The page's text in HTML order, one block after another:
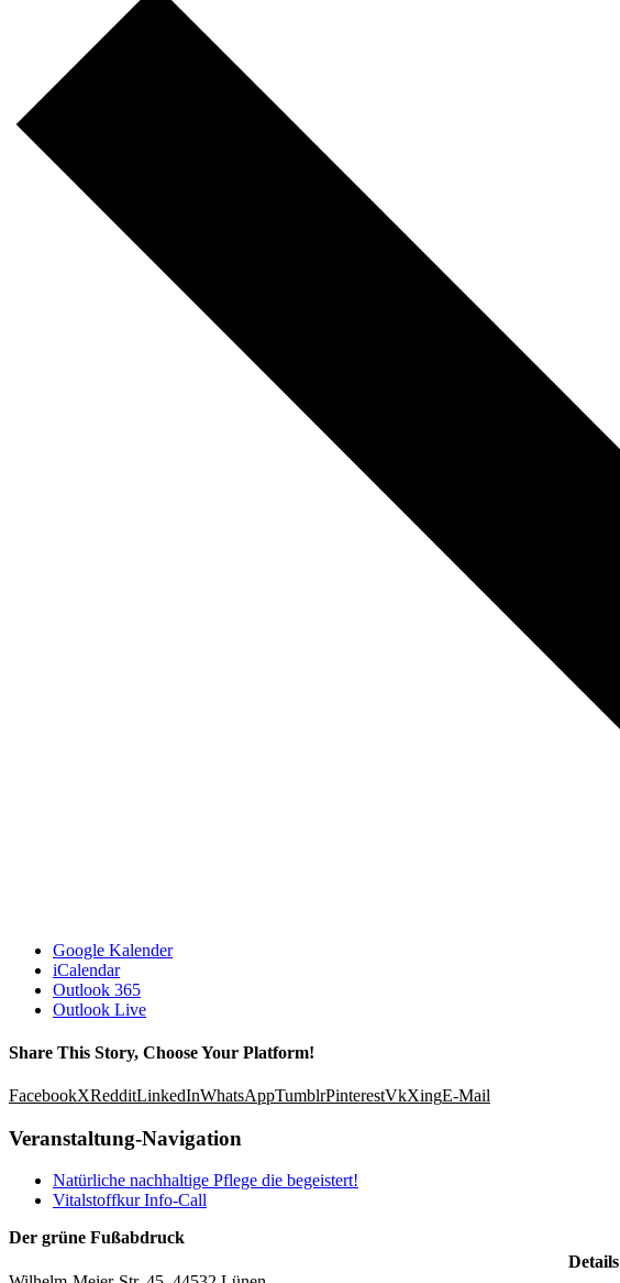
Google Kalender
iCalendar
Outlook 365
Outlook Live
Share This Story, Choose Your Platform!
FacebookXRedditLinkedInWhatsAppTumblrPinterestVkXingE-Mail
Veranstaltung-Navigation
Natürliche nachhaltige Pflege die begeistert!
Vitalstoffkur Info-Call
Details
Der grüne Fußabdruck